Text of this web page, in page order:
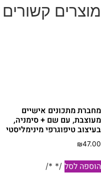
קשורים
מתכונים אישיים
עם שם + סימניה,
טיפוגרפי מינימליסטי
₪
לסל /* */